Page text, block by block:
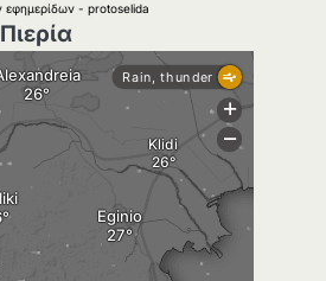
εφημερίδων-protoselida